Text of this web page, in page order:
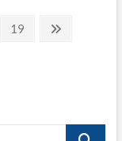
Page
19
Next
Search